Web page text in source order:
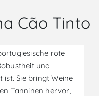
Cão Tinto
rote
und
Sie bringt Weine
Tanninen hervor,